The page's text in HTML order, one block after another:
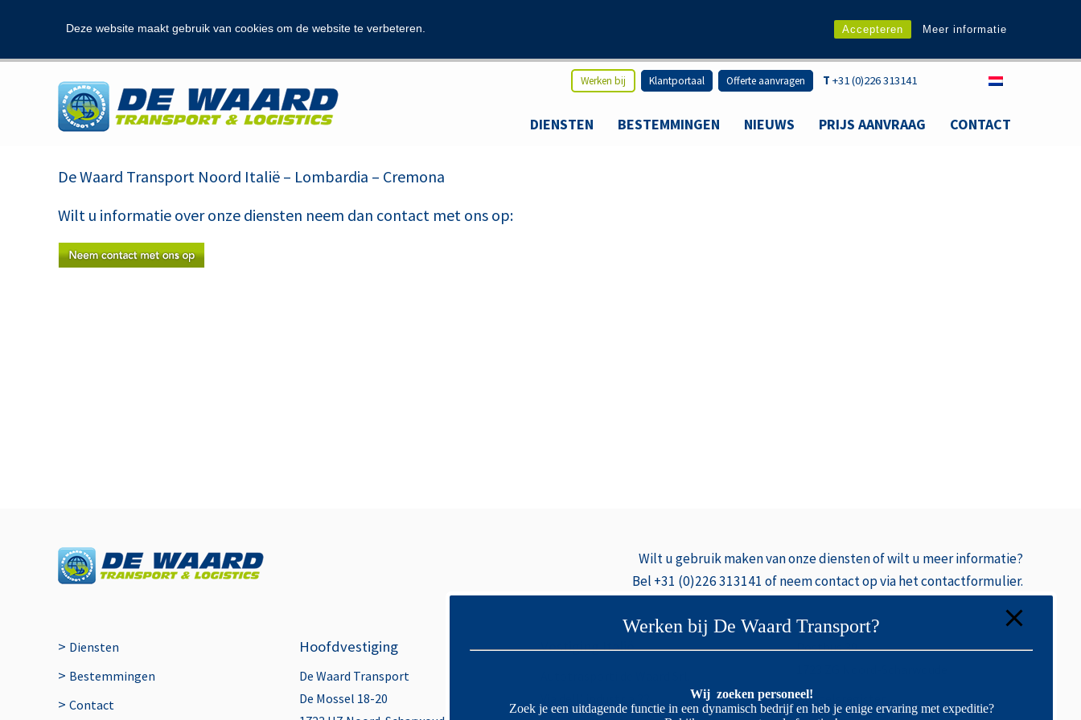
Deze website maakt gebruik van cookies om de website te verbeteren. Accepteren Meer informatie
Werken bij Klantportaal Offerte aanvragen T +31 (0)226 313141
DIENSTEN BESTEMMINGEN NIEUWS PRIJS AANVRAAG CONTACT
De Waard Transport Noord Italië – Lombardia – Cremona
Wilt u informatie over onze diensten neem dan contact met ons op:
Wilt u gebruikmaken van onze diensten of wilt u meer informatie?
Bel +31 (0)226 313141 of neem contact op via het contactformulier.
> Diensten
> Bestemmingen
> Contact
Hoofdvestiging
De Waard Transport
De Mossel 18-20
Vestiging Italië
Postbus 39
Handelsregister
Werken bij De Waard Transport?
Wij zoeken personeel!
Zoek je een uitdagende functie in een dynamisch bedrijf en heb je enige ervaring met expeditie?